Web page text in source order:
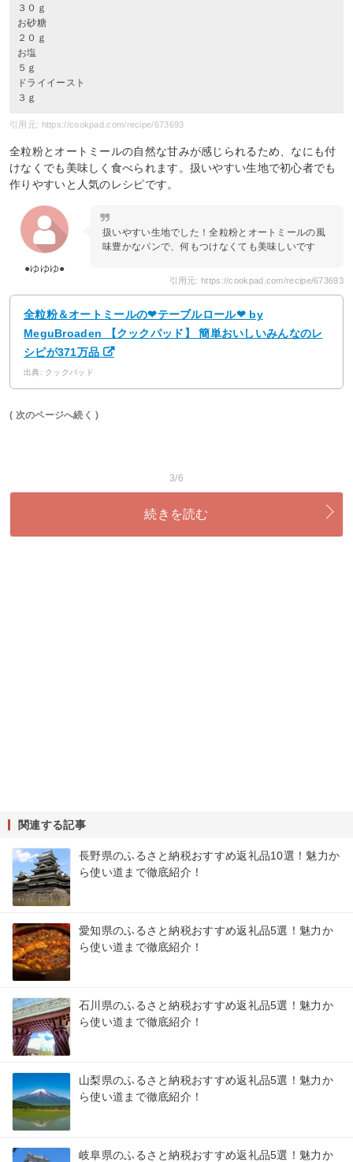
３０ｇ
お砂糖
２０ｇ
お塩
５ｇ
ドライイースト
３ｇ
引用元: https://cookpad.com/recipe/673693
全粒粉とオートミールの自然な甘みが感じられるため、なにも付
けなくでも美味しく食べられます。扱いやすい生地で初心者でも
作りやすいと人気のレシピです。
●ゆゆゆ●
扱いやすい生地でした！全粒粉とオートミールの風
味豊かなパンで、何もつけなくても美味しいです
引用元: https://cookpad.com/recipe/673693
全粒粉＆オートミールの❤テーブルロール❤ by
MeguBroaden 【クックパッド】 簡単おいしいみんなのレ
シピが371万品
出典: クックパッド
( 次のページへ続く )
3/6
続きを読む
関連する記事
長野県のふるさと納税おすすめ返礼品10選！魅力か
ら使い道まで徹底紹介！
愛知県のふるさと納税おすすめ返礼品5選！魅力か
ら使い道まで徹底紹介！
石川県のふるさと納税おすすめ返礼品5選！魅力か
ら使い道まで徹底紹介！
山梨県のふるさと納税おすすめ返礼品5選！魅力か
ら使い道まで徹底紹介！
岐阜県のふるさと納税おすすめ返礼品5選！魅力か